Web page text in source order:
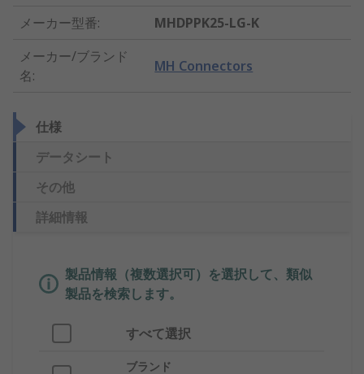
メーカー型番:
MHDPPK25-LG-K
メーカー/ブランド
名:
MH Connectors
仕様
データシート
その他
詳細情報
製品情報（複数選択可）を選択して、類似
製品を検索します。
すべて選択
ブランド